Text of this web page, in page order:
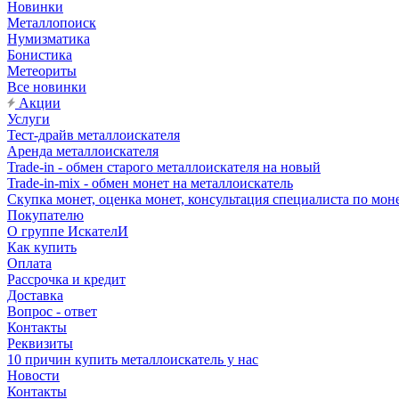
Новинки
Металлопоиск
Нумизматика
Бонистика
Метеориты
Все новинки
Акции
Услуги
Тест-драйв металлоискателя
Аренда металлоискателя
Trade-in - обмен старого металлоискателя на новый
Trade-in-mix - обмен монет на металлоискатель
Скупка монет, оценка монет, консультация специалиста по
Покупателю
О группе ИскателИ
Как купить
Оплата
Рассрочка и кредит
Доставка
Вопрос - ответ
Контакты
Реквизиты
10 причин купить металлоискатель у нас
Новости
Контакты